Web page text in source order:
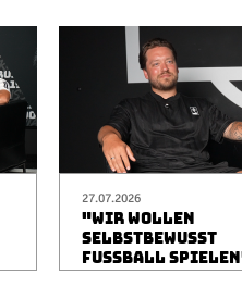
27.07.2026
"WIR WOLLEN
SELBSTBEWUSST
FUSSBALL